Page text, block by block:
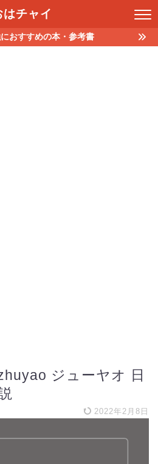
はチャイ
おすすめの本・参考書
ジューヤオ 日
2022年2月8日